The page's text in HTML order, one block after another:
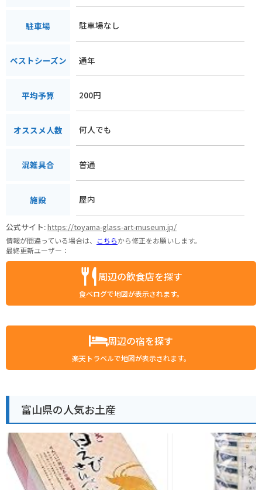
駐車場 駐車場なし
ベストシーズン 通年
平均予算 200円
オススメ人数 何人でも
混雑具合 普通
施設 屋内
公式サイト:https://toyama-glass-art-museum.jp/
情報が間違っている場合は、 こちらから修正をお願いします。
最終更新ユーザー：
周辺の飲食店を探す
食べログで地図が表示されます。
周辺の宿を探す
楽天トラベルで地図が表示されます。
富山県の人気お土産